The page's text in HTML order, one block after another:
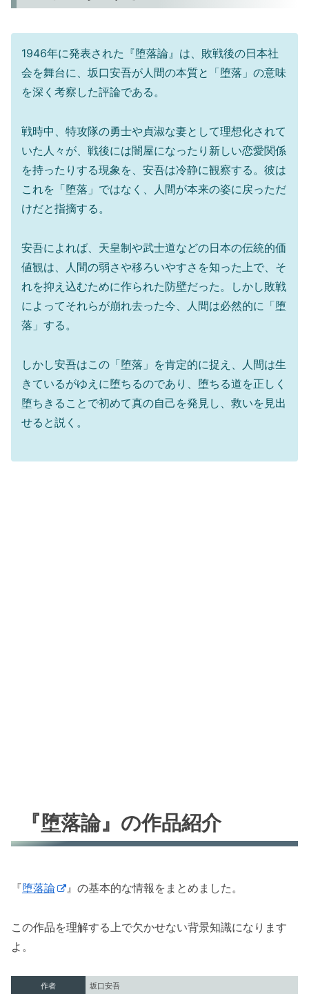
1946年に発表された『堕落論』は、敗戦後の日本社
会を舞台に、坂口安吾が人間の本質と「堕落」の意味
を深く考察した評論である。
戦時中、特攻隊の勇士や貞淑な妻として理想化されて
いた人々が、戦後には闇屋になったり新しい恋愛関係
を持ったりする現象を、安吾は冷静に観察する。彼は
これを「堕落」ではなく、人間が本来の姿に戻っただ
けだと指摘する。
安吾によれば、天皇制や武士道などの日本の伝統的価
値観は、人間の弱さや移ろいやすさを知った上で、そ
れを抑え込むために作られた防壁だった。しかし敗戦
によってそれらが崩れ去った今、人間は必然的に「堕
落」する。
しかし安吾はこの「堕落」を肯定的に捉え、人間は生
きているがゆえに堕ちるのであり、堕ちる道を正しく
堕ちきることで初めて真の自己を発見し、救いを見出
せると説く。
『堕落論』の作品紹介
『堕落論 』の基本的な情報をまとめました。
この作品を理解する上で欠かせない背景知識になります
よ。
作者
坂口安吾